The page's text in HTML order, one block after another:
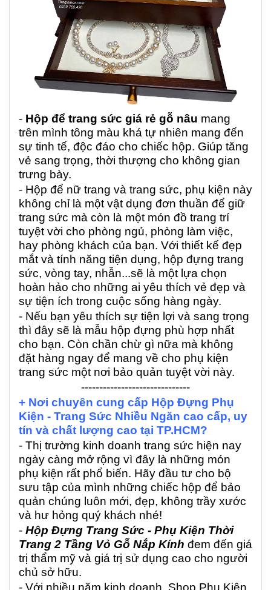
- Hộp để trang sức giá rẻ gỗ nâu mang
trên mình tông màu khá tự nhiên mang đến
sự tinh tế, độc đáo cho chiếc hộp. Giúp tăng
vẻ sang trọng, thời thượng cho không gian
trưng bày.
- Hộp để nữ trang và trang sức, phụ kiện này
không chỉ là một vật dụng đơn thuần để giữ
trang sức mà còn là một món đồ trang trí
tuyệt vời cho phòng ngủ, phòng làm việc,
hay phòng khách của bạn. Với thiết kế đẹp
mắt và tính năng tiện dụng, hộp đựng trang
sức, vòng tay, nhẫn...sẽ là một lựa chọn
hoàn hảo cho những ai yêu thích vẻ đẹp và
sự tiện ích trong cuộc sống hàng ngày.
- Nếu bạn yêu thích sự tiện lợi và sang trọng
thì đây sẽ là mẫu hộp đựng phù hợp nhất
cho bạn. Còn chần chừ gì nữa mà không
đặt hàng ngay để mang về cho phụ kiện
trang sức một nơi bảo quản tuyệt vời này.
------------------------------
+ Nơi chuyên cung cấp Hộp Đựng Phụ
Kiện - Trang Sức Nhiều Ngăn cao cấp, uy
tín và chất lượng cao tại TP.HCM?
- Thị trường kinh doanh trang sức hiện nay
ngày càng mở rộng vì đây là những món
phụ kiện rất phổ biến. Hãy đầu tư cho bộ
sưu tập của mình những chiếc hộp để bảo
quản chúng luôn mới, đẹp, không trầy xước
và hư hỏng quý khách nhé!
- Hộp Đựng Trang Sức - Phụ Kiện Thời
Trang 2 Tầng Vỏ Gỗ Nắp Kính đem đến giá
trị thẩm mỹ và giá trị sử dụng cao cho người
chủ sở hữu.
- Với nhiều năm kinh doanh, Shop Phụ Kiện